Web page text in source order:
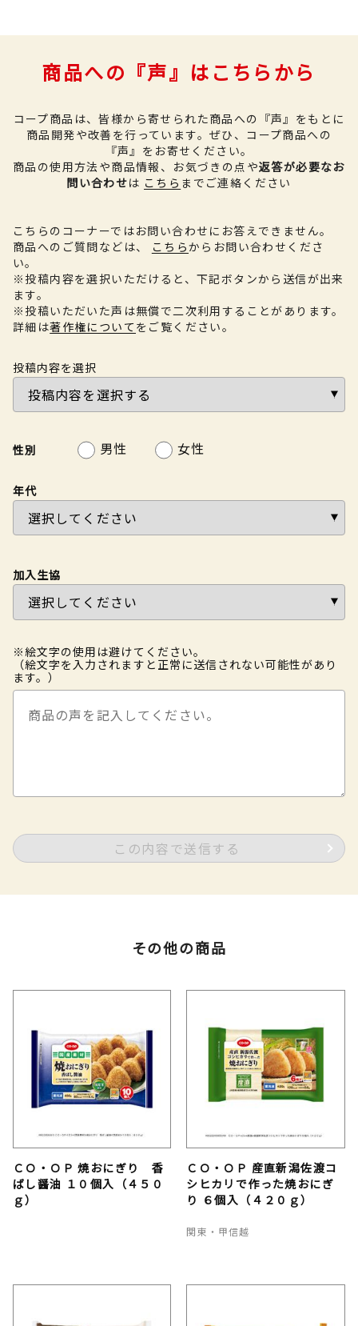
商品への『声』はこちらから
コープ商品は、皆様から寄せられた商品への『声』をもとに
商品開発や改善を行っています。 ぜひ、コープ商品への
『声』をお寄せください。
商品の使用方法や商品情報、お気づきの点や返答が必要なお
問い合わせは こちら までご連絡ください
こちらのコーナーではお問い合わせにお答えできません。
商品へのご質問などは、
こちらからお問い合わせくださ
い。
※投稿内容を選択いただけると、下記ボタンから送信が出来
ます。
※投稿いただいた声は無償で二次利用することがあります。
詳細は著作権について をご覧ください。
投稿内容を選択
性別 男性 女性
年代
加入生協
※絵文字の使用は避けてください。
（絵文字を入力されますと正常に送信されない可能性があり
ます。）
この内容で送信する
その他の商品
ＣＯ・ＯＰ 焼おにぎり 香
ばし醤油 １０個入（４５０
ｇ）
ＣＯ・ＯＰ 産直新潟佐渡コ
シヒカリで作った焼おにぎ
り ６個入（４２０ｇ）
関東・甲信越